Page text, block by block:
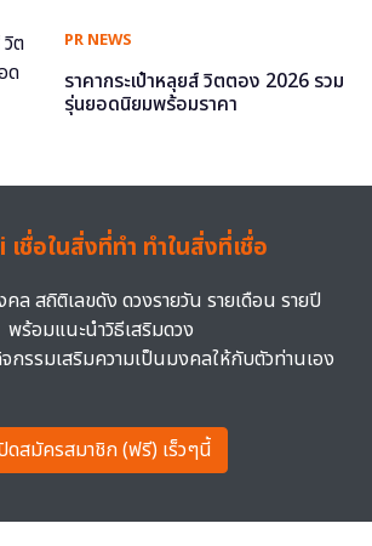
PR NEWS
ราคากระเป๋าหลุยส์ วิตตอง 2026 รวม
รุ่นยอดนิยมพร้อมราคา
ชื่อในสิ่งที่ทำ ทำในสิ่งที่เชื่อ
คล สถิติเลขดัง ดวงรายวัน รายเดือน รายปี
พร้อมแนะนำวิธีเสริมดวง
กรรมเสริมความเป็นมงคลให้กับตัวท่านเอง
ดสมัครสมาชิก (ฟรี) เร็วๆนี้